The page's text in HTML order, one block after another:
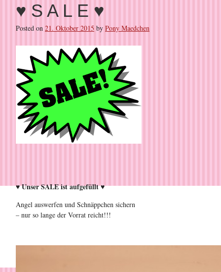
♥ S A L E ♥
Posted on 21. Oktober 2015 by Pony Maedchen
♥ Unser SALE ist aufgefüllt ♥
Angel auswerfen und Schnäppchen sichern
– nur so lange der Vorrat reicht!!!